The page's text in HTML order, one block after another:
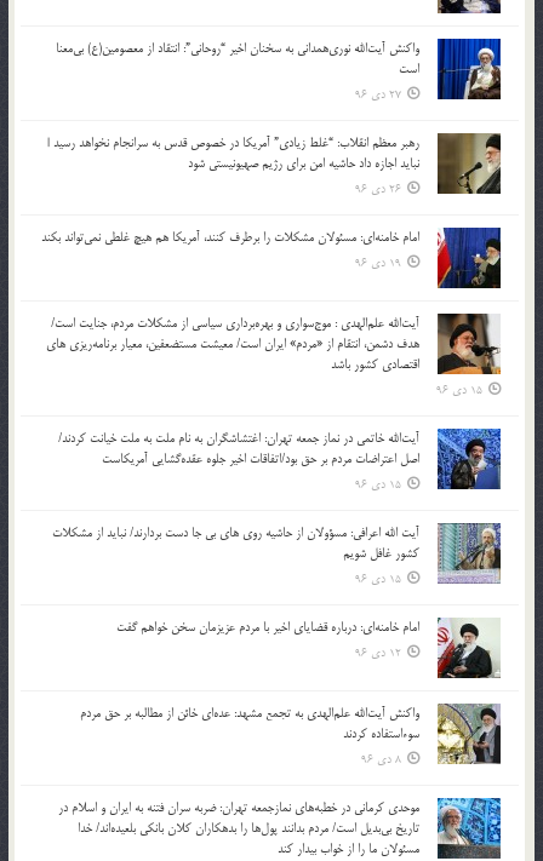
واکنش آیت‌الله نوری‌همدانی به سخنان اخیر “روحانی”: انتقاد از معصومین(ع) بی‌معنا
است
27 دی 96
رهبر معظم انقلاب: “غلط زیادی” آمریکا در خصوص قدس به سرانجام نخواهد رسید |
نباید اجازه داد حاشیه امن برای رژیم صهیونیستی شود
26 دی 96
امام خامنه‌ای: مسئولان مشکلات را برطرف کنند، آمریکا هم هیچ غلطی نمی‌تواند بکند
19 دی 96
آیت‌الله علم‌الهدی : موج‌سواری و بهره‌برداری سیاسی از مشکلات مردم، جنایت است/
هدف دشمن، انتقام از «مردم» ایران است/ معیشت مستضعفین، معیار برنامه‌ریزی های
اقتصادی کشور باشد
15 دی 96
آیت‌الله خاتمی در نماز جمعه تهران: اغتشاشگران به نام ملت به ملت خیانت کردند/
اصل اعتراضات مردم بر حق بود/اتفاقات اخیر جلوه عقده‌گشایی آمریکاست
15 دی 96
آیت الله اعرافی: مسؤولان از حاشیه روی های بی جا دست بردارند/ نباید از مشکلات
کشور غافل شویم
15 دی 96
امام خامنه‌ای: درباره قضایای اخیر با مردم عزیزمان سخن خواهم گفت
12 دی 96
واکنش آیت‌الله علم‌الهدی به تجمع مشهد: عده‌ای خائن از مطالبه بر حق مردم
سوءاستفاده کردند
8 دی 96
موحدی کرمانی در خطبه‌های نمازجمعه تهران: ضربه‌ سران فتنه به ایران و اسلام در
تاریخ بی‌بدیل است/ مردم بدانند پول‌ها را بدهکاران کلان بانکی بلعیده‌اند/ خدا
مسئولان ما را از خواب بیدار کند